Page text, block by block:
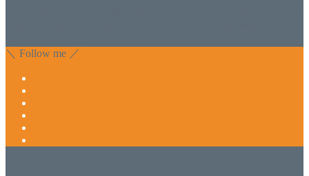
＼ Follow me ／